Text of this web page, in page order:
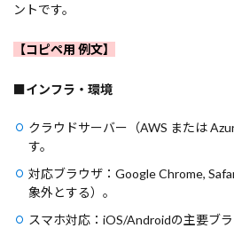
ントです。
【コピペ用 例文】
■インフラ・環境
クラウドサーバー（AWS または
す。
対応ブラウザ：Google Chrome,
象外とする）。
スマホ対応：iOS/Androidの主要ブ